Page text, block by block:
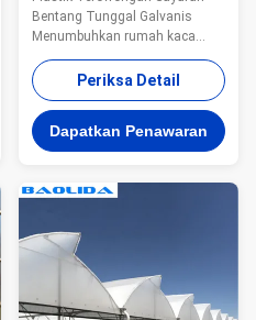
Disesuaikan Tumbuh
Bentang Tunggal Galvanis
Menumbuhkan rumah kaca
Terowongan yang Disesuaikan
Pengantar: Tingkatkan kualitas
panen, hasil panen, dan
keuntungan Anda dengan
membudidayakan ladang
terowongan yang
membantu Anda memanen
musim, ...
Periksa Detail
Dapatkan Penawaran